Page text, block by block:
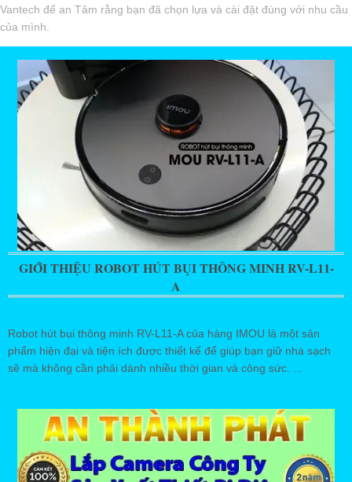
Vantech để an Tâm rằng bạn đã chọn lựa và cài đặt đúng với nhu cầu
của mình.
GIỚI THIỆU ROBOT HÚT BỤI THÔNG MINH RV-L11-
A
Robot hút bụi thông minh RV-L11-A của hàng IMOU là một sản
phẩm hiện đại và tiện ích được thiết kế để giúp bạn giữ nhà sạch
sẽ mà không cần phải dành nhiều thời gian và công sức. ...